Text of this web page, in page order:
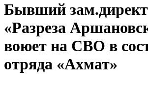
Бывший
«Разреза
воюет на СВО в
отряда «Ахмат»